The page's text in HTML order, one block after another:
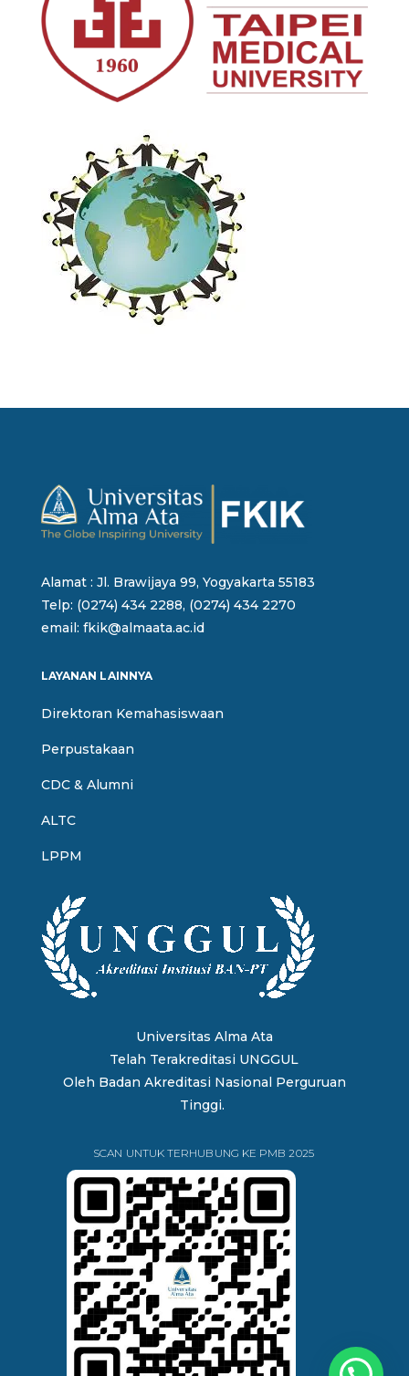
Alamat : Jl. Brawijaya 99, Yogyakarta 55183
Telp: (0274) 434 2288, (0274) 434 2270
email: fkik@almaata.ac.id
LAYANAN LAINNYA
Direktoran Kemahasiswaan
Perpustakaan
CDC & Alumni
ALTC
LPPM
Universitas Alma Ata
Telah Terakreditasi UNGGUL
Oleh Badan Akreditasi Nasional Perguruan
Tinggi.
SCAN UNTUK TERHUBUNG KE PMB 2025